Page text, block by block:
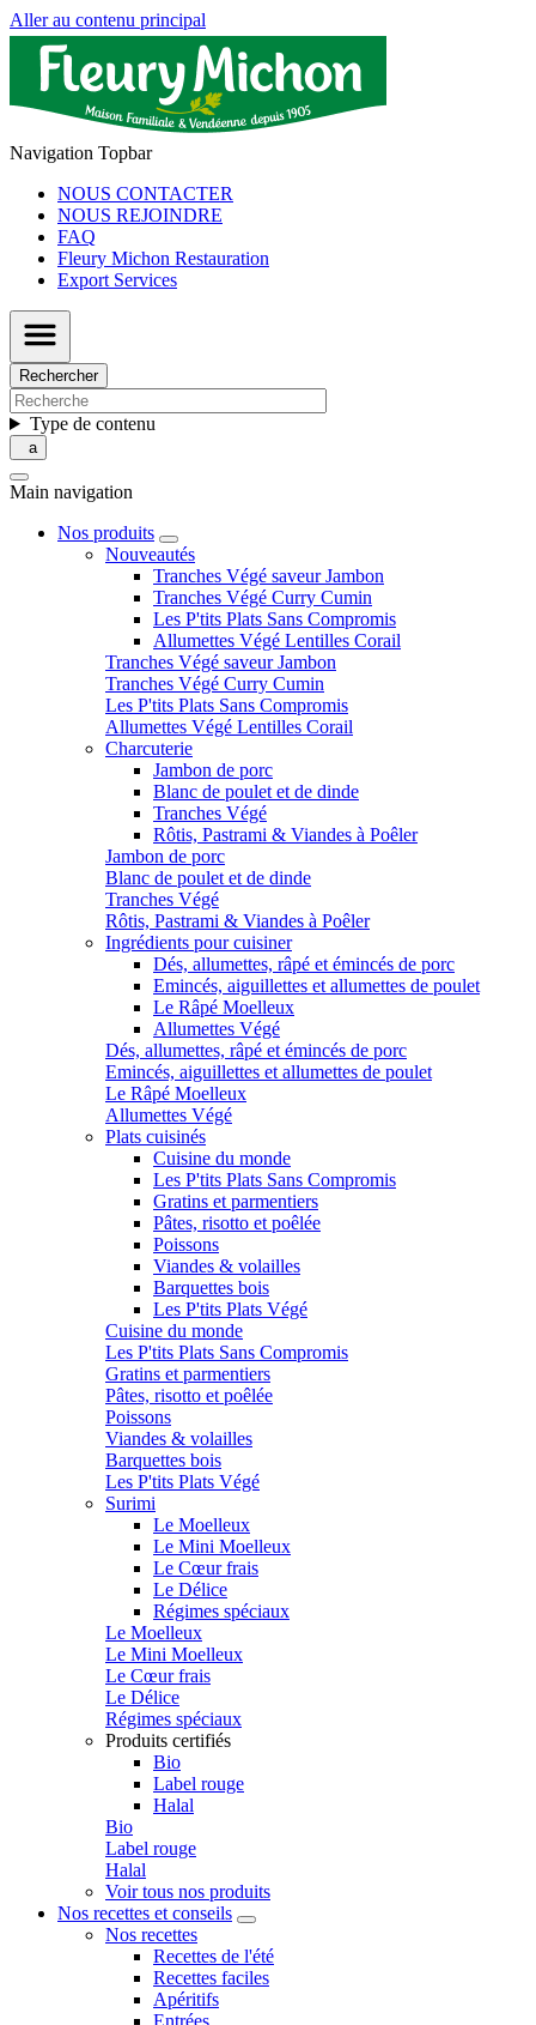
Aller au contenu principal
Navigation Topbar
NOUS CONTACTER
NOUS REJOINDRE
FAQ
Fleury Michon Restauration
Export Services
Rechercher
Type de contenu
Main navigation
Nos produits
Nouveautés
Tranches Végé saveur Jambon
Tranches Végé Curry Cumin
Les P'tits Plats Sans Compromis
Allumettes Végé Lentilles Corail
Tranches Végé saveur Jambon
Tranches Végé Curry Cumin
Les P'tits Plats Sans Compromis
Allumettes Végé Lentilles Corail
Charcuterie
Jambon de porc
Blanc de poulet et de dinde
Tranches Végé
Rôtis, Pastrami & Viandes à Poêler
Jambon de porc
Blanc de poulet et de dinde
Tranches Végé
Rôtis, Pastrami & Viandes à Poêler
Ingrédients pour cuisiner
Dés, allumettes, râpé et émincés de porc
Emincés, aiguillettes et allumettes de poulet
Le Râpé Moelleux
Allumettes Végé
Dés, allumettes, râpé et émincés de porc
Emincés, aiguillettes et allumettes de poulet
Le Râpé Moelleux
Allumettes Végé
Plats cuisinés
Cuisine du monde
Les P'tits Plats Sans Compromis
Gratins et parmentiers
Pâtes, risotto et poêlée
Poissons
Viandes & volailles
Barquettes bois
Les P'tits Plats Végé
Cuisine du monde
Les P'tits Plats Sans Compromis
Gratins et parmentiers
Pâtes, risotto et poêlée
Poissons
Viandes & volailles
Barquettes bois
Les P'tits Plats Végé
Surimi
Le Moelleux
Le Mini Moelleux
Le Cœur frais
Le Délice
Régimes spéciaux
Le Moelleux
Le Mini Moelleux
Le Cœur frais
Le Délice
Régimes spéciaux
Produits certifiés
Bio
Label rouge
Halal
Bio
Label rouge
Halal
Voir tous nos produits
Nos recettes et conseils
Nos recettes
Recettes de l'été
Recettes faciles
Apéritifs
Entrées